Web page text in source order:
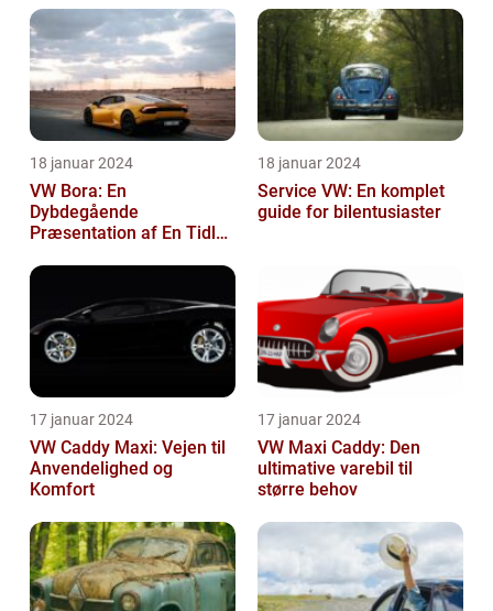
18 januar 2024
VW Bora: En
Dybdegående
Præsentation af En Tidløs
18 januar 2024
Service VW: En komplet
guide for bilentusiaster
17 januar 2024
VW Caddy Maxi: Vejen til
Anvendelighed og
Komfort
17 januar 2024
VW Maxi Caddy: Den
ultimative varebil til
større behov